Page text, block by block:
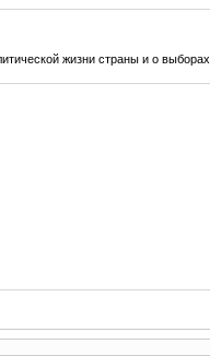
жизни страны и о выборах.